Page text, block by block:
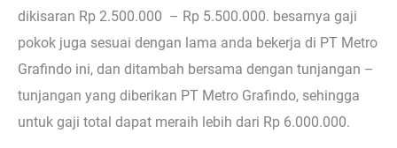
dikisaran Rp 2.500.000 – Rp 5.500.000. besarnya gaji
pokok juga sesuai dengan lama anda bekerja di PT Metro
Grafindo ini, dan ditambah bersama dengan tunjangan –
tunjangan yang diberikan PT Metro Grafindo, sehingga
untuk gaji total dapat meraih lebih dari Rp 6.000.000.